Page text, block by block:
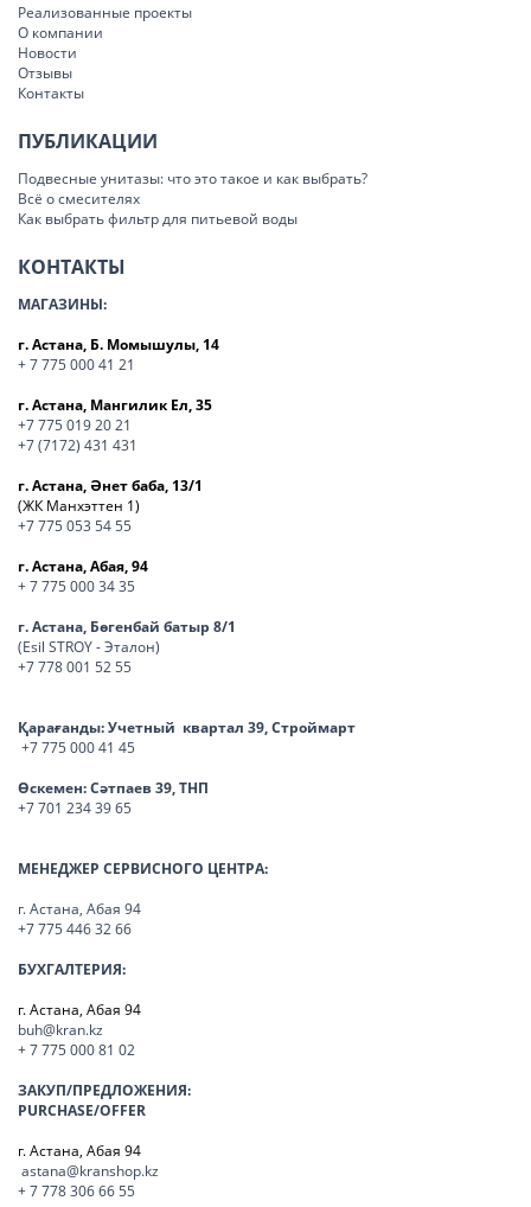
Реализованные проекты
О компании
Новости
Отзывы
Контакты
ПУБЛИКАЦИИ
Подвесные унитазы: что это такое и как выбрать?
Всё о смесителях
Как выбрать фильтр для питьевой воды
КОНТАКТЫ
МАГАЗИНЫ:
г. Астана, Б. Момышулы, 14
+ 7 775 000 41 21
г. Астана, Мангилик Ел, 35
+7 775 019 20 21
+7 (7172) 431 431
г. Астана, Әнет баба, 13/1
(ЖК Манхэттен 1)
+7 775 053 54 55
г. Астана, Абая, 94
+ 7 775 000 34 35
г. Астана, Бөгенбай батыр 8/1
(Esil STROY - Эталон)
+7 778 001 52 55
Қарағанды:Учетный квартал 39, Строймарт
+7 775 000 41 45
Өскемен:Сәтпаев 39, ТНП
+7 701 234 39 65
МЕНЕДЖЕР СЕРВИСНОГО ЦЕНТРА:
г. Астана, Абая 94
+7 775 446 32 66
БУХГАЛТЕРИЯ:
г. Астана, Абая 94
buh@kran.kz
+ 7 775 000 81 02
ЗАКУП/ПРЕДЛОЖЕНИЯ:
PURCHASE/OFFER
г. Астана, Абая 94
astana@kranshop.kz
+ 7 778 306 66 55